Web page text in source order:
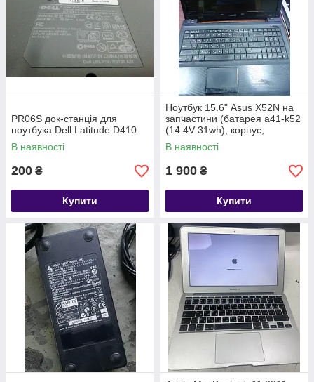
PR06S док-станція для
ноутбука Dell Latitude D410
В наявності
200 ₴
Купити
Ноутбук 15.6" Asus X52N на
запчастини (батарея a41-k52
(14.4V 31wh), корпус,
інвертор, клавіатура, тачпад)
В наявності
1 900 ₴
Купити